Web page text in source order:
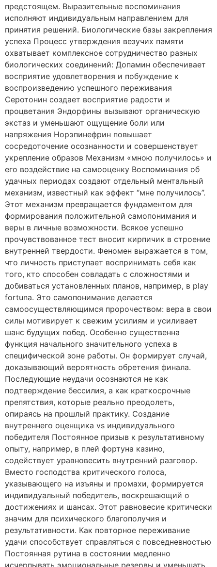
предстоящем. Выразительные воспоминания
исполняют индивидуальным направлением для
принятия решений. Биологические базы закрепления
успеха Процесс утверждения везучих памяти
охватывает комплексное сотрудничество разных
биологических соединений: Допамин обеспечивает
восприятие удовлетворения и побуждение к
воспроизведению успешного переживания
Серотонин создает восприятие радости и
процветания Эндорфины вызывают органическую
экстаз и уменьшают ощущение боли или
напряжения Норэпинефрин повышает
сосредоточение осознанности и совершенствует
укрепление образов Механизм «мною получилось» и
его воздействие на самооценку Воспоминания об
удачных периодах создают отдельный ментальный
механизм, известный как эффект “мне получилось”.
Этот механизм превращается фундаментом для
формирования положительной самопонимания и
веры в личные возможности. Всякое успешно
прочувствованное тест вносит кирпичик в строение
внутренней твердости. Феномен выражается в том,
что личность приступает воспринимать себя как
того, кто способен совладать с сложностями и
добиваться установленных планов, например, в play
fortuna. Это самопонимание делается
самоосуществляющимся пророчеством: вера в свои
силы мотивирует к свежим усилиям и усиливает
шанс будущих побед. Особенно существенна
функция начального значительного успеха в
специфической зоне работы. Он формирует случай,
доказывающий вероятность обретения финала.
Последующие неудачи осознаются не как
подтверждение бессилия, а как краткосрочные
препятствия, которые реально преодолеть,
опираясь на прошлый практику. Создание
внутреннего оценщика vs индивидуального
победителя Постоянное призыв к результативному
опыту, например, в плей фортуна казино,
содействует уравновесить внутренний разговор.
Вместо господства критического голоса,
указывающего на изъяны и промахи, формируется
индивидуальный победитель, воскрешающий о
достижениях и шансах. Этот равновесие критически
значим для психического благополучия и
результативности. Как повторное переживание
удачи способствует справляться с повседневностью
Постоянная рутина в состоянии медленно
исчерпывать эмоциональные резервы и уменьшать